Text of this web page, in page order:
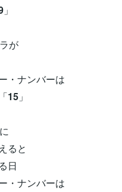
」
が
ンバーは
15 」
と
ンバーは